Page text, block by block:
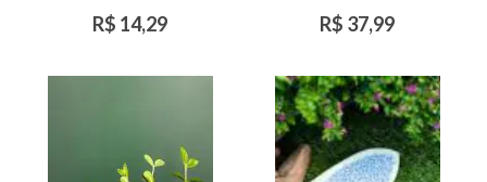
R$ 14,29 R$ 37,99